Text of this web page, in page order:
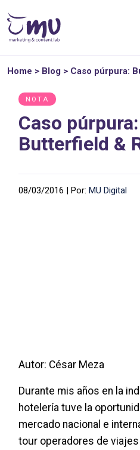
Home > Blog > Caso púrpura:
NOTA
Caso púrpura:
Butterfield &
08/03/2016 | Por: MU Digital
Autor: César Meza
Durante mis años en la
hotelería tuve la
mercado nacional e
tour operadores de